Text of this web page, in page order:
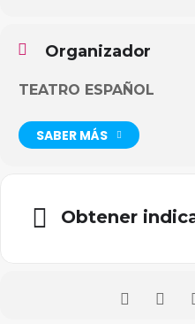
Organizador
TEATRO ESPAÑOL
SABER MÁS
Obtener